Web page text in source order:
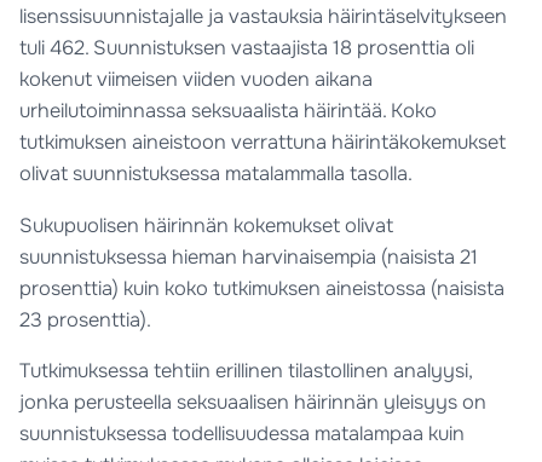
lisenssisuunnistajalle ja vastauksia häirintäselvitykseen
tuli 462. Suunnistuksen vastaajista 18 prosenttia oli
kokenut viimeisen viiden vuoden aikana
urheilutoiminnassa seksuaalista häirintää. Koko
tutkimuksen aineistoon verrattuna häirintäkokemukset
olivat suunnistuksessa matalammalla tasolla.
Sukupuolisen häirinnän kokemukset olivat
suunnistuksessa hieman harvinaisempia (naisista 21
prosenttia) kuin koko tutkimuksen aineistossa (naisista
23 prosenttia).
Tutkimuksessa tehtiin erillinen tilastollinen analyysi,
jonka perusteella seksuaalisen häirinnän yleisyys on
suunnistuksessa todellisuudessa matalampaa kuin